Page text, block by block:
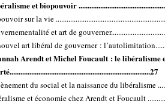
et biopouvoir
sur la vie
et art de
art libéral de gouverner :
Arendt et Michel Foucault : le libéralisme
du social et la naissance du libéralisme
et économie chez Arendt et Foucault